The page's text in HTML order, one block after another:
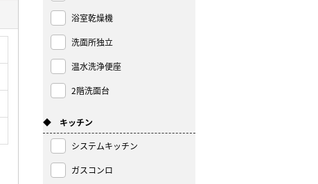
浴室乾燥機
洗面所独立
温水洗浄便座
2階洗面台
◆ キッチン
システムキッチン
ガスコンロ